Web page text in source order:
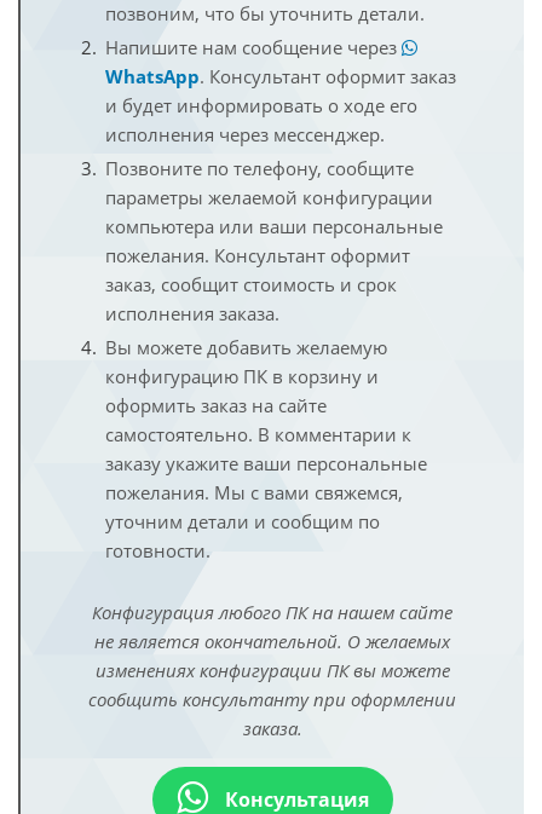
позвоним, что бы уточнить детали.
Напишите нам сообщение через
WhatsApp. Консультант оформит заказ
и будет информировать о ходе его
исполнения через мессенджер.
Позвоните по телефону, сообщите
параметры желаемой конфигурации
компьютера или ваши персональные
пожелания. Консультант оформит
заказ, сообщит стоимость и срок
исполнения заказа.
Вы можете добавить желаемую
конфигурацию ПК в корзину и
оформить заказ на сайте
самостоятельно. В комментарии к
заказу укажите ваши персональные
пожелания. Мы с вами свяжемся,
уточним детали и сообщим по
готовности.
Конфигурация любого ПК на нашем сайте
не является окончательной. О желаемых
изменениях конфигурации ПК вы можете
сообщить консультанту при оформлении
заказа.
Консультация